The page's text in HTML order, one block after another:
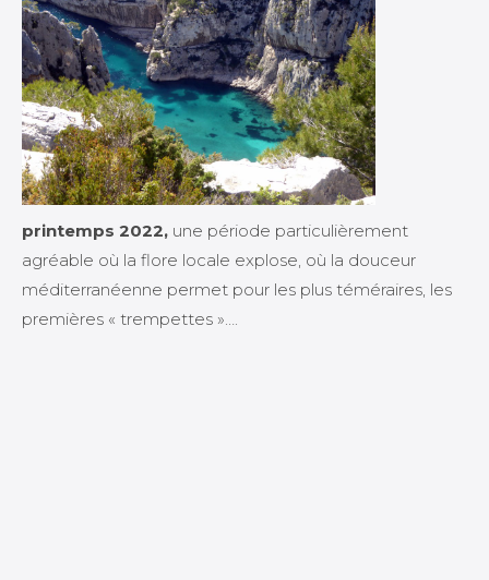
printemps 2022, une période particulièrement
agréable où la flore locale explose, où la douceur
méditerranéenne permet pour les plus téméraires, les
premières « trempettes »….